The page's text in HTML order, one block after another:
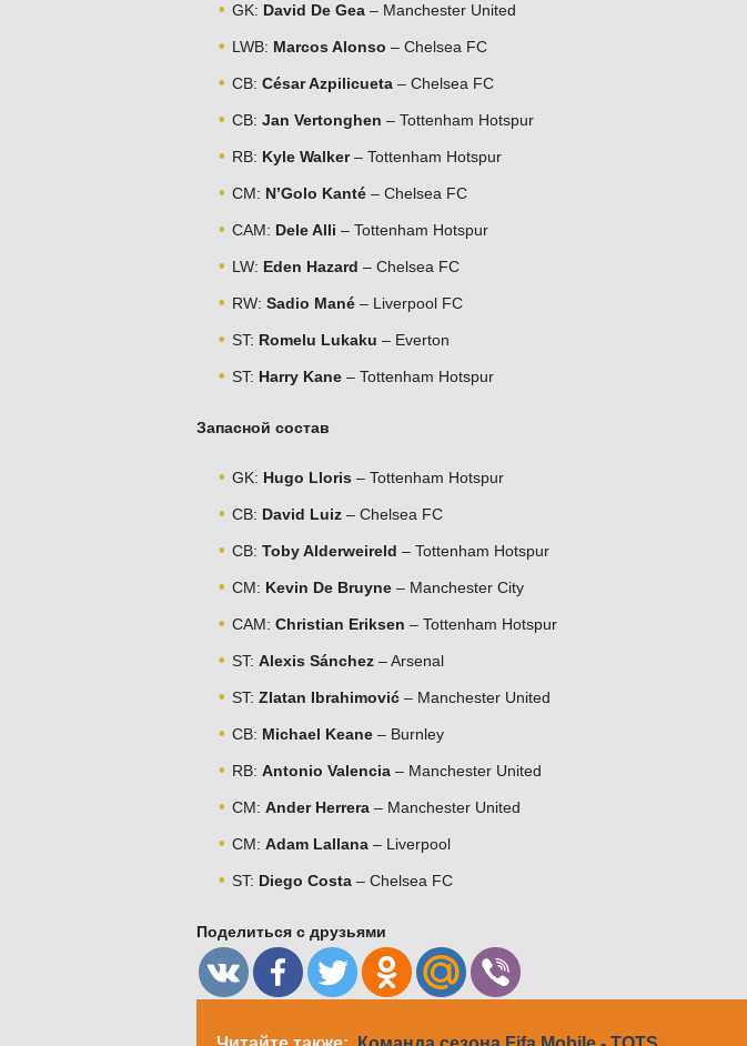
GK: David De Gea– Manchester United
LWB: Marcos Alonso – Chelsea FC
CB: César Azpilicueta– Chelsea FC
CB: Jan Vertonghen – Tottenham Hotspur
RB: Kyle Walker– Tottenham Hotspur
CM: N’Golo Kanté– Chelsea FC
CAM: Dele Alli – Tottenham Hotspur
LW: Eden Hazard – Chelsea FC
RW: Sadio Mané– Liverpool FC
ST: Romelu Lukaku – Everton
ST: Harry Kane– Tottenham Hotspur
Запасной состав
GK: Hugo Lloris – Tottenham Hotspur
CB: David Luiz– Chelsea FC
CB: Toby Alderweireld – Tottenham Hotspur
CM: Kevin De Bruyne– Manchester City
CAM: Christian Eriksen – Tottenham Hotspur
ST: Alexis Sánchez– Arsenal
ST: Zlatan Ibrahimović– Manchester United
CB: Michael Keane– Burnley
RB: Antonio Valencia– Manchester United
CM: Ander Herrera– Manchester United
CM: Adam Lallana– Liverpool
ST: Diego Costa– Chelsea FC
Поделиться с друзьями